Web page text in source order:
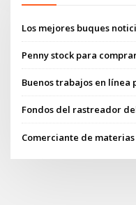
Los mejores buques
Penny stock para
Buenos trabajos en línea
Fondos del rastreador
Comerciante de